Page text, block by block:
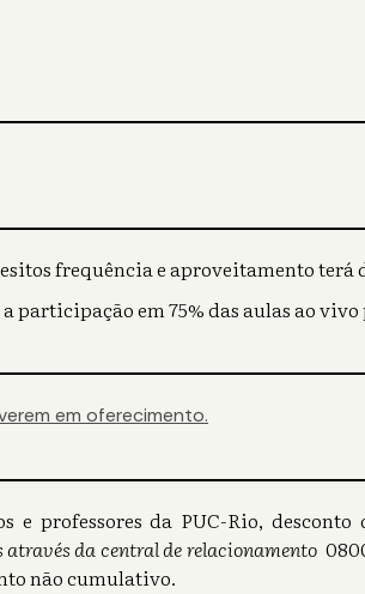
frequência e aproveitamento
participação em 75% das aulas ao
em oferecimento.
e professores da PUC-Rio,
da central de relacionamento
não cumulativo.